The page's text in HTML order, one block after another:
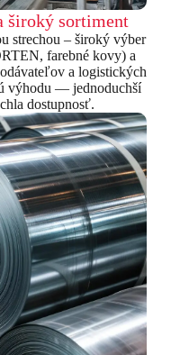
široký sortiment
strechou – široký výber
farebné kovy) a
a logistických
výhodu — jednoduchší
dostupnosť.